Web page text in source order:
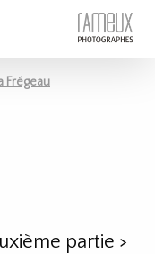
Frégeau
partie >